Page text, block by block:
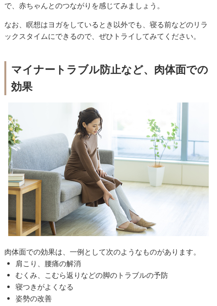
で、赤ちゃんとのつながりを感じてみましょう。
なお、瞑想はヨガをしているとき以外でも、寝る前などのリラ
ックスタイムにできるので、ぜひトライしてみてください。
マイナートラブル防止など、肉体面での
効果
肉体面での効果は、一例として次のようなものがあります。
肩こり、腰痛の解消
むくみ、こむら返りなどの脚のトラブルの予防
寝つきがよくなる
姿勢の改善